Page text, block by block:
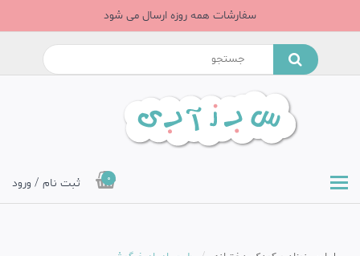
سفارشات همه روزه ارسال می شود
0 ثبت نام / ورود